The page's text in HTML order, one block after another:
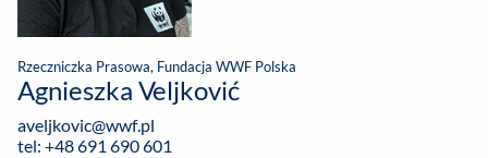
Rzeczniczka Prasowa, Fundacja WWF Polska
Agnieszka Veljković
aveljkovic@wwf.pl
tel: +48 691 690 601